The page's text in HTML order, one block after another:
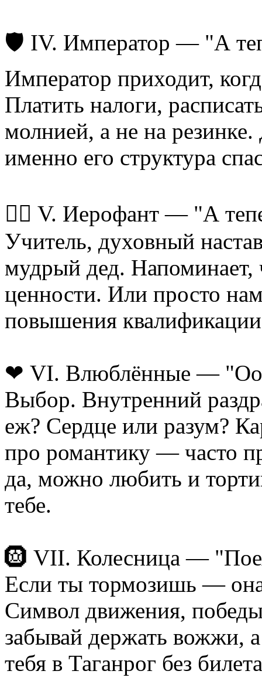
🛡 IV. Император — "А
Император приходит,
Платить налоги,
молнией, а не на
именно его структура
🧙‍♂ V. Иерофант — "А
Учитель, духовный
мудрый дед. Напоминает,
ценности. Или просто
повышения
❤ VI. Влюблённые —
Выбор. Внутренний
еж? Сердце или разум?
про романтику — часто
да, можно любить и
тебе.
🛞 VII. Колесница —
Если ты тормозишь —
Символ движения,
забывай держать вожжи,
тебя в Таганрог без